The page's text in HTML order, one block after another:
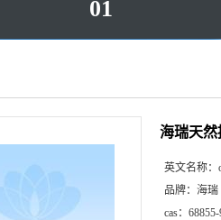
01
海瑞天然
英文名称：
品牌： 海瑞
cas：